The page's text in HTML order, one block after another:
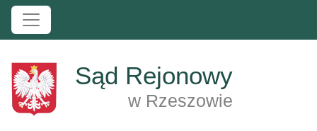
Przejdź do treści
Sąd Rejonowy
w Rzeszowie